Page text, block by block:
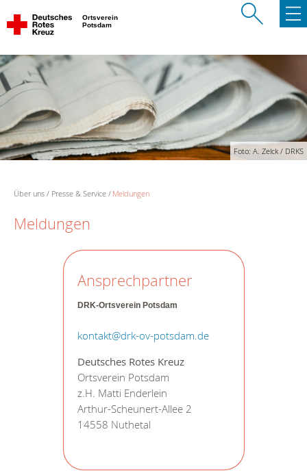
Ortsverein
Potsdam
Foto: A. Zelck / DRKS
Über uns Presse & Service Meldungen
Meldungen
Ansprechpartner
DRK-Ortsverein Potsdam
kontakt@drk-ov-potsdam.de
Deutsches Rotes Kreuz
Ortsverein Potsdam
z.H. Matti Enderlein
Arthur-Scheunert-Allee 2
14558 Nuthetal